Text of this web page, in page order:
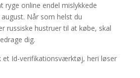
ryge online endel mislykkede
Når som helst du
russiske hustruer til at købe, skal
dig.
et Id-verifikationsværktøj, heri løser